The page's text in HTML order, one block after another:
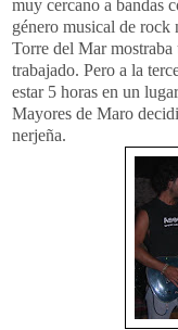
muy cercano a bandas
género musical de rock
Torre del Mar
trabajado. Pero a la
estar 5 horas en un
Mayores de Maro
nerjeña.